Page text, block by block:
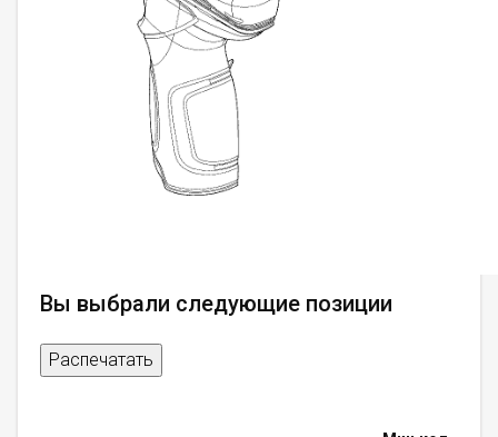
Вы выбрали следующие позиции
Распечатать